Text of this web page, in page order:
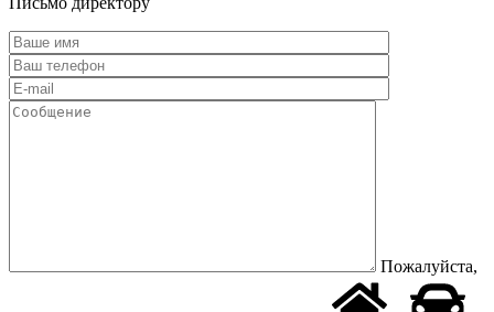
Пожалуйста,